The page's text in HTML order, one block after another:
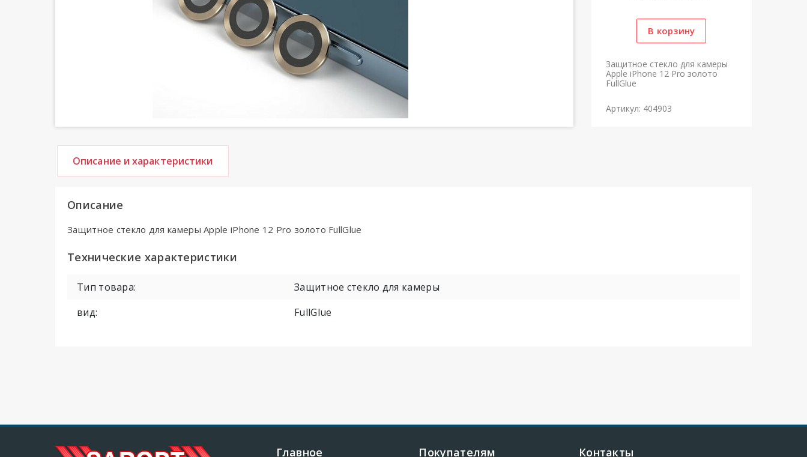
Защитное стекло для камеры
Apple iPhone 12 Pro золото
FullGlue
Артикул: 404903
Описание и характеристики
Описание
Защитное стекло для камеры Apple iPhone 12 Pro золото FullGlue
Технические характеристики
Тип товара:
Защитное стекло для камеры
вид:
FullGlue
Главное Покупателям Контакты